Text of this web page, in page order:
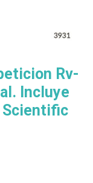
Rv-
Incluye
Scientific